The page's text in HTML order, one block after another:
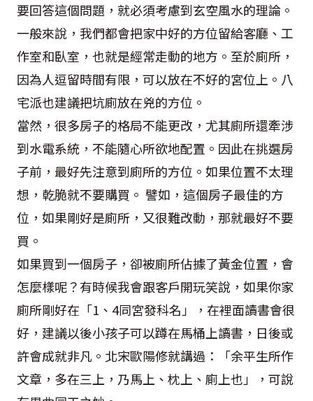
要回答這個問題，就必須考慮到玄空風水的理論。
一般來說，我們都會把家中好的方位留給客廳、工
作室和臥室，也就是經常走動的地方。至於廁所，
因為人逗留時間有限，可以放在不好的宮位上。八
宅派也建議把坑廁放在兇的方位。
當然，很多房子的格局不能更改，尤其廁所還牽涉
到水電系統，不能隨心所欲地配置。因此在挑選房
子前，最好先注意到廁所的方位。如果位置不太理
想，乾脆就不要購買。 譬如，這個房子最佳的方
位，如果剛好是廁所，又很難改動，那就最好不要
買。
如果買到一個房子，卻被廁所佔據了黃金位置，會
怎麼樣呢？有時候我會跟客戶開玩笑說，如果你家
廁所剛好在「1、4同宮發科名」，在裡面讀書會很
好，建議以後小孩子可以蹲在馬桶上讀書，日後或
許會成就非凡。北宋歐陽修就講過：「余平生所作
文章，多在三上，乃馬上、枕上、廁上也」，可說